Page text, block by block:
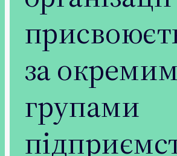
за
групами